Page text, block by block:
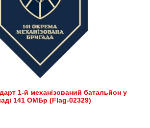
1-й механізований батальйон у
141 ОМБр (Flag-02329)